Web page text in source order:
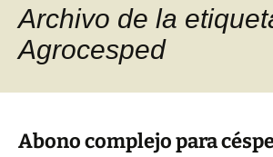
Archivo de la
Agrocesped
Abono complejo para